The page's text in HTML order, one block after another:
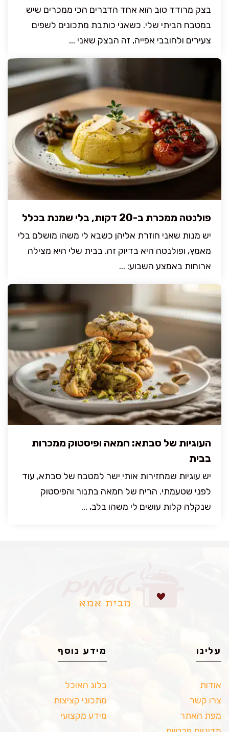
בצק מרודד טוב הוא אחד הדברים הכי ממכרים שיש
במטבח הביתי שלי. כשאני כותבת מתכונים לשפים
צעירים ולחובבי אפייה, זה הבצק שאני ...
פולנטה ממכרת ב-20 דקות, בלי שמנת בכלל
יש מנות שאני חוזרת אליהן כשבא לי משהו מושלם בלי
מאמץ, ופולנטה היא בדיוק זה. בבית שלי היא מצילה
ארוחות באמצע השבוע: ...
העוגיות של סבתא: חמאה ופיסטוק ממכרות
בבית
יש עוגיות שמחזירות אותי ישר למטבח של סבתא, עוד
לפני שטעמתי. הריח של חמאה בתנור והפיסטוק
שנקלה קלות עושים לי משהו בלב, ...
עלינו
אודות
צרו קשר
מפת האתר
מידע נוסף
בלוג האוכל
מתכוני קציצות
מידע מקצועי